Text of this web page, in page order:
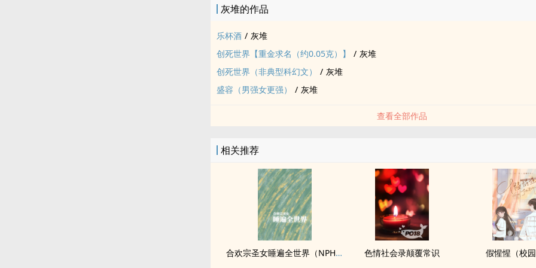
灰堆的作品
乐杯酒 / 灰堆
创死世界【重金求名（约0.05克）】
/ 灰堆
创死世界（非典型科幻文）
/ 灰堆
盛容（男强女更强）
/ 灰堆
查看全部作品
相关推荐
合欢宗圣女睡遍全世界（NPH） ‌色‍情‎‍社会录颠覆常识 假惺惺（校